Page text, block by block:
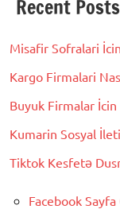
Recent Posts
Misafir Sofralari
Kargo Firmalari
Buyuk Firmalar
Kumarin Sosyal
Tiktok Kesfetə
Facebook